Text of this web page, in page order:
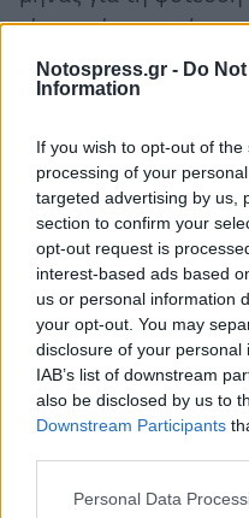
Notospress.gr - Do
Information
If you wish to opt-out of
processing of your
targeted advertising by us,
section to confirm your
opt-out request is
interest-based ads based
us or personal information
your opt-out. You may
disclosure of your
IAB’s list of downstream
also be disclosed by us to
Downstream Participants
Personal Data
είναι επίσης ο
φρούτων του
βατόμουρα ή
παράδειγμα. Η
κοστίζει λιγότερο
χρειάζεται
στεγνώσουν οι ρίζες
τους θα πρέπει να
ημερών από τη
τους πρέπει να
Τώρα ο κήπος μας
δεχθεί το φύτεμα
τον την άνοιξη και το